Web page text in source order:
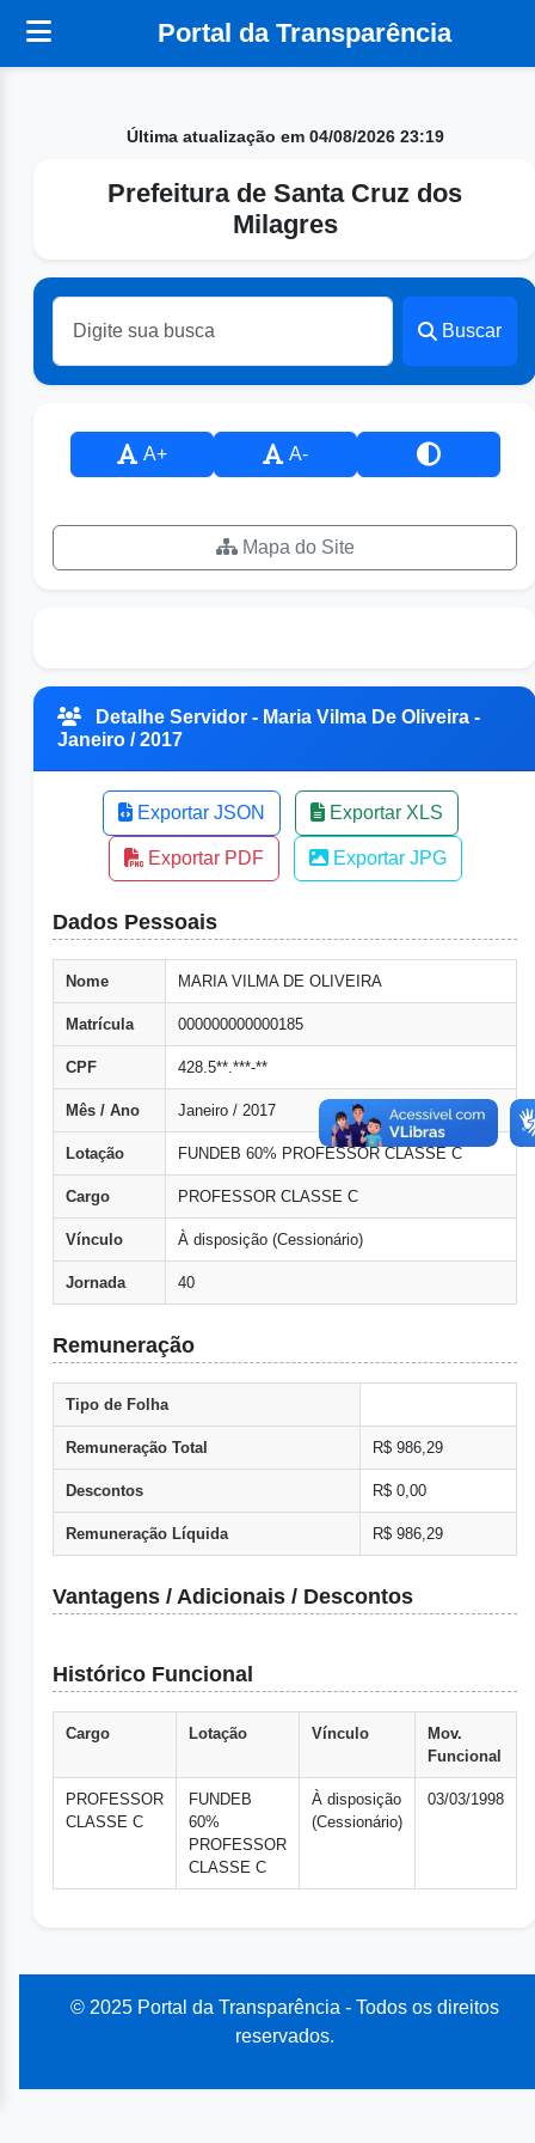
Portal da Transparência
Última atualização em 04/08/2026 23:19
Prefeitura de Santa Cruz dos
Milagres
Buscar
A+ A-
Mapa do Site
Detalhe Servidor - Maria Vilma De Oliveira -
Janeiro / 2017
Exportar JSON Exportar XLS
Exportar PDF Exportar JPG
Dados Pessoais
Nome MARIA VILMA DE OLIVEIRA
Matrícula 000000000000185
CPF 428.5**.***-**
Mês / Ano Janeiro / 2017
Lotação FUNDEB 60% PROFESSOR CLASSE C
Cargo PROFESSOR CLASSE C
Vínculo À disposição (Cessionário)
Jornada 40
Remuneração
Tipo de Folha
Remuneração Total R$ 986,29
Descontos R$ 0,00
Remuneração Líquida R$ 986,29
Vantagens / Adicionais / Descontos
Histórico Funcional
Cargo Lotação Vínculo
Mov.
Funcional
PROFESSOR
CLASSE C
FUNDEB
60%
PROFESSOR
CLASSE C
À disposição
(Cessionário)
03/03/1998
© 2025 Portal da Transparência - Todos os direitos
reservados.